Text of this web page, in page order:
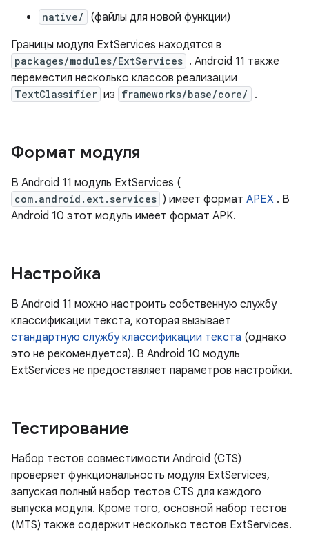
native/
(файлы для новой функции)
Границы модуля ExtServices находятся в
packages/modules/ExtServices . Android 11 также
переместил несколько классов реализации
TextClassifier из frameworks/base/core/ .
Формат модуля
В Android 11 модуль ExtServices (
com.android.ext.services ) имеет формат APEX . В
Android 10 этот модуль имеет формат APK.
Настройка
В Android 11 можно настроить собственную службу
классификации текста, которая вызывает
стандартную службу классификации текста (однако
это не рекомендуется). В Android 10 модуль
ExtServices не предоставляет параметров настройки.
Тестирование
Набор тестов совместимости Android (CTS)
проверяет функциональность модуля ExtServices,
запуская полный набор тестов CTS для каждого
выпуска модуля. Кроме того, основной набор тестов
(MTS) также содержит несколько тестов ExtServices.